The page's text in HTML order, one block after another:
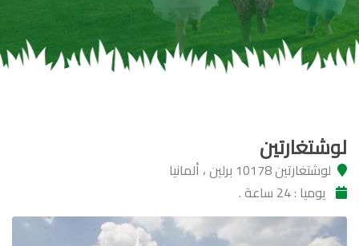
لوشتغارتين
لوشتغارتين 10178 برلين ، ألمانيا
يوميا : 24 ساعة .